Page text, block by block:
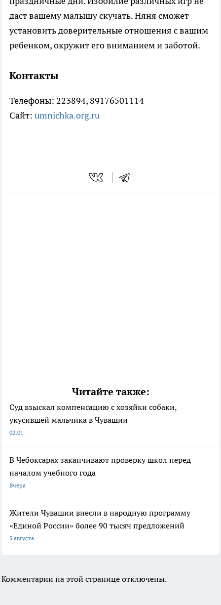
даст вашему малышу скучать. Няня сможет
установить доверительные отношения с вашим
ребенком, окружит его вниманием и заботой.
Контакты
Телефоны: 223894, 89176501114
Сайт: umnichka.org.ru
Читайте также:
Суд взыскал компенсацию с хозяйки собаки,
укусившей мальчика в Чувашии
02:01
В Чебоксарах заканчивают проверку школ перед
началом учебного года
Вчера
Жители Чувашии внесли в народную программу
«Единой России» более 90 тысяч предложений
5 августа
Комментарии на этой странице отключены.